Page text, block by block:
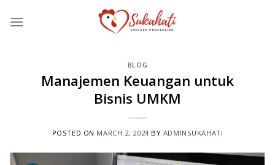
BLOG
Manajemen Keuangan untuk
Bisnis UMKM
POSTED ON MARCH 2, 2024 BY ADMINSUKAHATI